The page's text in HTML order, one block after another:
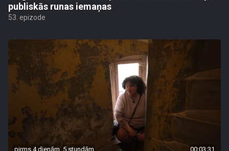
publiskās runas iemaņas
53. epizode
pirms 4 dienām, 5 stundām 00:03:31